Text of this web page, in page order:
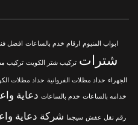
ابواب المنيوم ارقام خدم بالساعات افضل
شترات تركيب شتر الكويت تركيب
الجهراء حداد مظلات الفروانية حداد مظلات
خدامه بالساعات خدم بالساعات دعاية
رقم نقل عفش سيجما شركة دعاية